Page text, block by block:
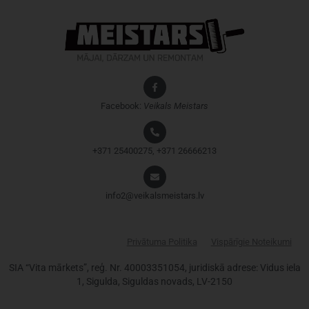
Facebook: Veikals Meistars
+371 25400275, +371 26666213
info2@veikalsmeistars.lv
SIA “Vita mārkets”, reģ. Nr. 40003351054, juridiskā adrese: Vidus iela
1, Sigulda, Siguldas novads, LV-2150